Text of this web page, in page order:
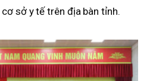
sở y tế trên địa bàn tỉnh.